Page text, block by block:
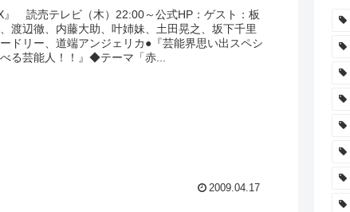
』 読売テレビ（木）22:00～公式HP：ゲスト：板
渡辺徹、内藤大助、叶姉妹、土田晃之、坂下千里
ドリー、道端アンジェリカ●『芸能界思い出スペシ
る芸能人！！』◆テーマ「赤...
2009.04.17